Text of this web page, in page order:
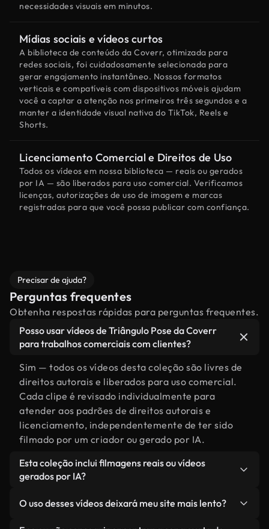
necessidades visuais em minutos.
Mídias sociais e vídeos curtos
A biblioteca de conteúdo da Coverr, otimizada para
redes sociais, foi cuidadosamente selecionada para
gerar engajamento instantâneo. Nossos formatos
verticais e compatíveis com dispositivos móveis ajudam
você a captar a atenção nos primeiros três segundos e a
manter a identidade visual nativa do TikTok, Reels e
Shorts.
Licenciamento Comercial e Direitos de Uso
Todos os vídeos em nossa biblioteca — reais ou gerados
por IA — são liberados para uso comercial. Verificamos
licenças, autorizações de uso de imagem e marcas
registradas para que você possa publicar com confiança.
Precisar de ajuda?
Perguntas frequentes
Obtenha respostas rápidas para perguntas frequentes.
Posso usar vídeos de Triângulo Pose da Coverr
para trabalhos comerciais com clientes?
Sim — todos os vídeos desta coleção são livres de
direitos autorais e liberados para uso comercial.
Cada clipe é revisado individualmente para
atender aos padrões de direitos autorais e
licenciamento, independentemente de ter sido
filmado por um criador ou gerado por IA.
Esta coleção inclui filmagens reais ou vídeos
gerados por IA?
por filmagens reais, feitas por humanos,
relacionadas a Triângulo Pose, juntamente com
O uso desses vídeos deixará meu site mais lento?
Não, se você selecionar nossas versões